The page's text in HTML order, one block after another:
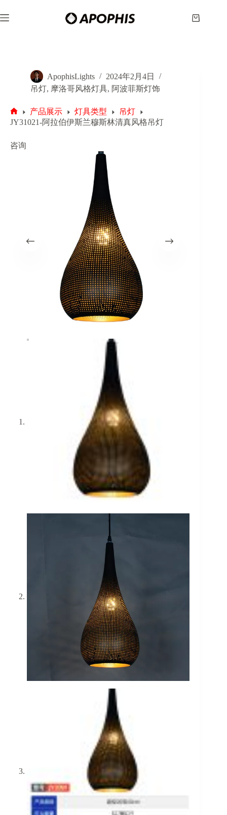
至
购
ApophisLights
2024年2月4日
吊灯, 摩洛哥风格灯具, 阿波菲斯灯饰
首
产品展示 灯具类型
吊灯
JY31021-阿拉伯伊斯兰穆斯林清真风格吊灯
咨询